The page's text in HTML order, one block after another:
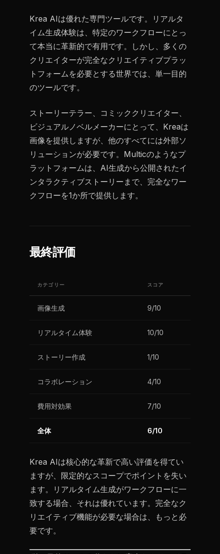
Krea AIは優れた専門ツールです。リアルタ
イム生成体験は、特定のワークフローにとっ
て本当に革新的で有用です。しかし、多くの
クリエイターが完全なクリエイティブプラッ
トフォームを必要とする世界では、単一目的
のツールです。
ストーリーテラー、コミッククリエイター、
ビジュアルノベルメーカーにとって、Kreaは
画像を提供しますが、他のすべてには外部ソ
リューションが必要です。Multicのようなプ
ラットフォームは、AI生成から公開されたイ
ンタラクティブストーリーまで、完全なワー
クフローを1か所で提供します。
最終評価
カテゴリー スコア
画像生成 9/10
リアルタイム体験 10/10
ストーリー作成 1/10
コラボレーション 4/10
費用対効果 7/10
全体 6/10
Krea AIは核心的な革新で高い評価を得てい
ますが、限定的なスコープでポイントを失い
ます。リアルタイム生成がワークフローに一
致する場合、それは優れています。完全なク
リエイティブ機能が必要な場合は、もっと必
要です。